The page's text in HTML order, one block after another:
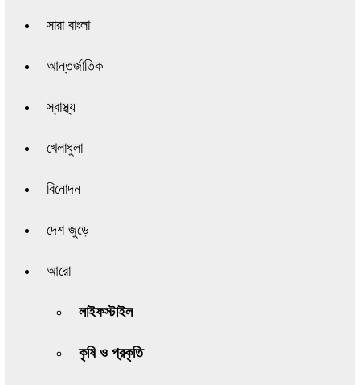
সারা বাংলা
আন্তর্জাতিক
স্বাস্থ্য
খেলাধুলা
বিনোদন
দেশ জুড়ে
আরো
লাইফস্টাইল
কৃষি ও প্রকৃতি